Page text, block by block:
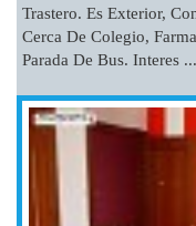
Trastero. Es Exterior,
Cerca De Colegio,
Parada De Bus. Interes ...